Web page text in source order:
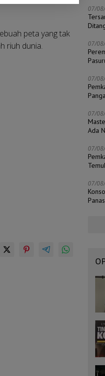
peta yang tak
riuh dunia.
07/
07/
07/
07/
Ada
07/
07/